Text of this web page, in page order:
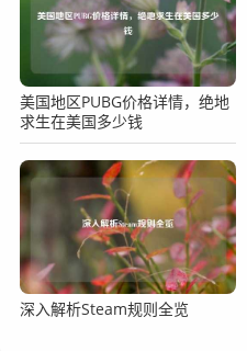
美国地区PUBG价格详情，绝地
求生在美国多少钱
深入解析Steam规则全览